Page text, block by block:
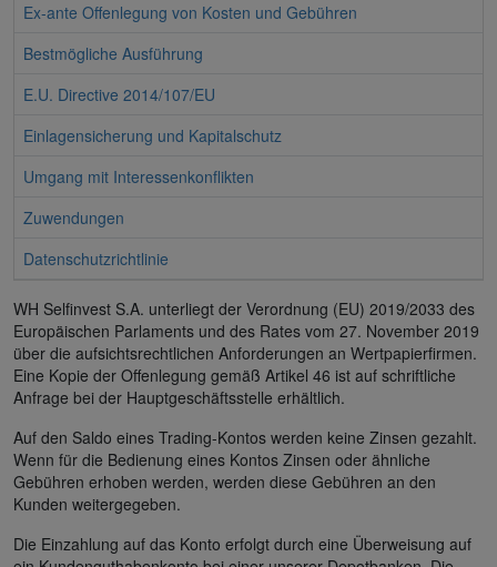
Ex-ante Offenlegung von Kosten und Gebühren
Bestmögliche Ausführung
E.U. Directive 2014/107/EU
Einlagensicherung und Kapitalschutz
Umgang mit Interessenkonflikten
Zuwendungen
Datenschutzrichtlinie
WH Selfinvest S.A. unterliegt der Verordnung (EU) 2019/2033 des
Europäischen Parlaments und des Rates vom 27. November 2019
über die aufsichtsrechtlichen Anforderungen an Wertpapierfirmen.
Eine Kopie der Offenlegung gemäß Artikel 46 ist auf schriftliche
Anfrage bei der Hauptgeschäftsstelle erhältlich.
Auf den Saldo eines Trading-Kontos werden keine Zinsen gezahlt.
Wenn für die Bedienung eines Kontos Zinsen oder ähnliche
Gebühren erhoben werden, werden diese Gebühren an den
Kunden weitergegeben.
Die Einzahlung auf das Konto erfolgt durch eine Überweisung auf